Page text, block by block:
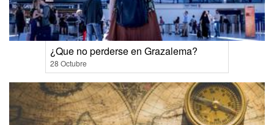
¿Que no perderse en Grazalema?
28 Octubre